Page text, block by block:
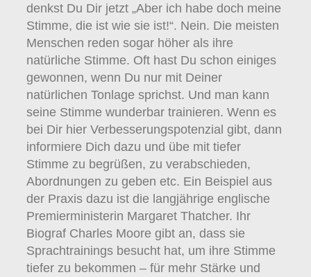
denkst Du Dir jetzt „Aber ich habe doch meine
Stimme, die ist wie sie ist!“. Nein. Die meisten
Menschen reden sogar höher als ihre
natürliche Stimme. Oft hast Du schon einiges
gewonnen, wenn Du nur mit Deiner
natürlichen Tonlage sprichst. Und man kann
seine Stimme wunderbar trainieren. Wenn es
bei Dir hier Verbesserungspotenzial gibt, dann
informiere Dich dazu und übe mit tiefer
Stimme zu begrüßen, zu verabschieden,
Abordnungen zu geben etc. Ein Beispiel aus
der Praxis dazu ist die langjährige englische
Premierministerin Margaret Thatcher. Ihr
Biograf Charles Moore gibt an, dass sie
Sprachtrainings besucht hat, um ihre Stimme
tiefer zu bekommen – für mehr Stärke und